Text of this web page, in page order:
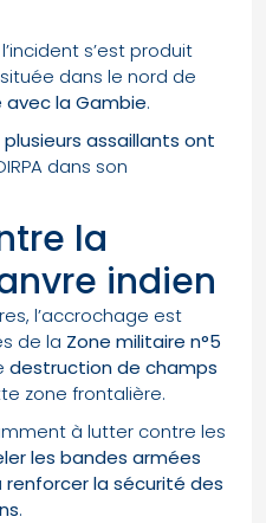
s’est produit
dans le nord de
avec la Gambie.
plusieurs assaillants ont
dans son
la
indien
l’accrochage est
de la Zone militaire n°5
destruction de champs
zone frontalière.
à lutter contre les
les bandes armées
renforcer la sécurité des
.